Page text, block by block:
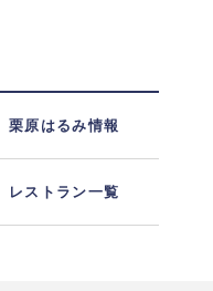
栗原はるみ情報
レストラン一覧